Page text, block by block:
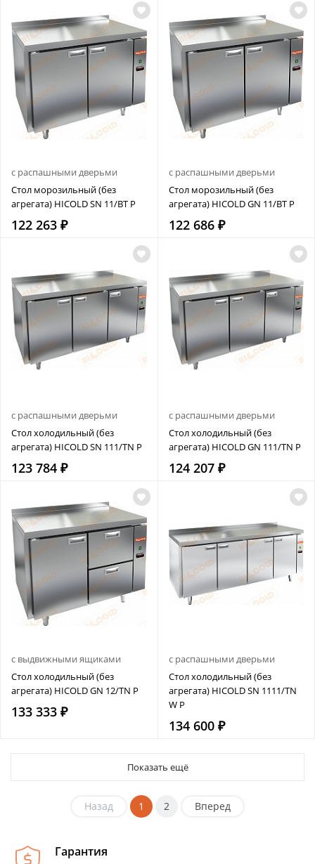
с распашными дверьми
Стол морозильный (без
агрегата) HICOLD SN 11/BT P
122 263 ₽
с распашными дверьми
Стол морозильный (без
агрегата) HICOLD GN 11/BT P
122 686 ₽
с распашными дверьми
Стол холодильный (без
агрегата) HICOLD SN 111/TN P
123 784 ₽
с распашными дверьми
Стол холодильный (без
агрегата) HICOLD GN 111/TN P
124 207 ₽
с выдвижными ящиками
Стол холодильный (без
агрегата) HICOLD GN 12/TN P
133 333 ₽
с распашными дверьми
Стол холодильный (без
агрегата) HICOLD SN 1111/TN
W P
134 600 ₽
Показать ещё
Назад 1 2 Вперед
Гарантия